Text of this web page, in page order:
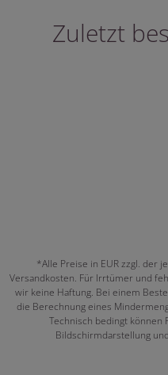
Zuletzt
*Alle Preise in EUR zzgl. der
Versandkosten. Für Irrtümer und
wir keine Haftung. Bei einem
die Berechnung eines
Technisch bedingt können
Bildschirmdarstellung